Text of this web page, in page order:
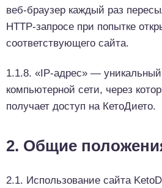
веб-браузер каждый раз
HTTP-запросе при попытке
соответствующего сайта.
1.1.8. «IP-адрес» —
компьютерной сети, через
получает доступ на КетоДието.
2. Общие
2.1. Использование сайта